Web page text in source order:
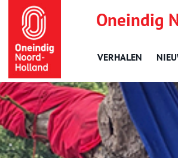
Oneindig
VERHALEN